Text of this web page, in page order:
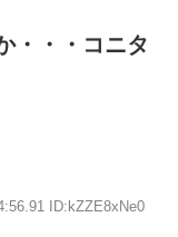
・・・コニタ
ID:kZZE8xNe0